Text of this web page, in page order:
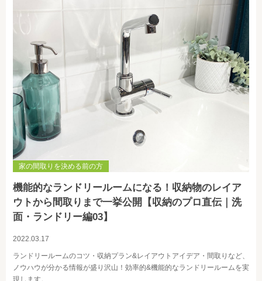
家の間取りを決める前の方
機能的なランドリールームになる！収納物のレイア
ウトから間取りまで一挙公開【収納のプロ直伝｜洗
面・ランドリー編03】
2022.03.17
ランドリールームのコツ・収納プラン&レイアウトアイデア・間取りなど、
ノウハウが分かる情報が盛り沢山！効率的&機能的なランドリールームを実
現します。